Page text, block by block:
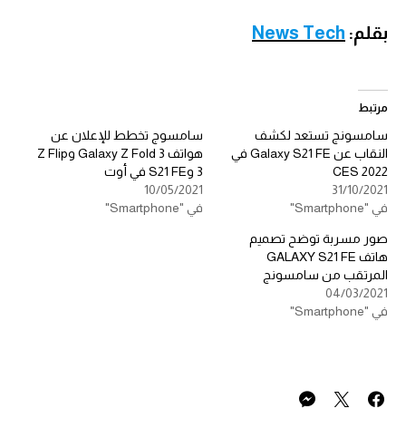
بقلم: News Tech
مرتبط
سامسونج تستعد لكشف
النقاب عن Galaxy S21 FE في
CES 2022
31/10/2021
في "Smartphone"
سامسوج تخطط للإعلان عن
هواتف Galaxy Z Fold 3 وZ Flip
3 وS21 FE في أوت
10/05/2021
في "Smartphone"
صور مسربة توضح تصميم
هاتف GALAXY S21 FE
المرتقب من سامسونج
04/03/2021
في "Smartphone"